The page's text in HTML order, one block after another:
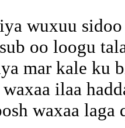
wuxuu
oo loogu
mar kale ku
ilaa
waxaa